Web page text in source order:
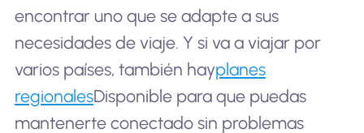
encontrar uno que se adapte a sus
necesidades de viaje. Y si va a viajar por
varios países, también hayplanes
regionalesDisponible para que puedas
mantenerte conectado sin problemas